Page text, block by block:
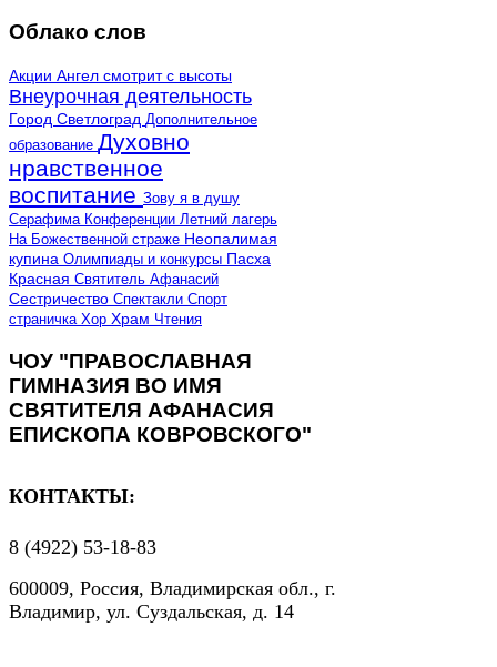
Облако слов
Акции Ангел смотрит с высоты
Внеурочная деятельность
Город Светлоград Дополнительное
образование Духовно
нравственное
воспитание Зову я в душу
Серафима Конференции Летний лагерь
На Божественной страже Неопалимая
купина Олимпиады и конкурсы Пасха
Красная Святитель Афанасий
Сестричество Спектакли Спорт
страничка Хор Храм Чтения
ЧОУ "ПРАВОСЛАВНАЯ
ГИМНАЗИЯ ВО ИМЯ
СВЯТИТЕЛЯ АФАНАСИЯ
ЕПИСКОПА КОВРОВСКОГО"
КОНТАКТЫ:
8 (4922) 53-18-83
600009, Россия, Владимирская обл., г.
Владимир, ул. Суздальская, д. 14